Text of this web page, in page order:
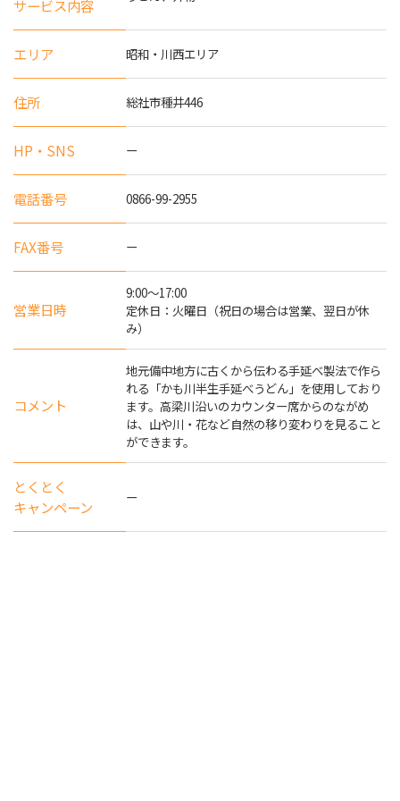
サービス内容
エリア 昭和・川西エリア
住所 総社市種井446
HP・SNS ー
電話番号 0866-99-2955
FAX番号 ー
営業日時
9:00～17:00
定休日：火曜日（祝日の場合は営業、翌日が休
み）
コメント
地元備中地方に古くから伝わる手延べ製法で作ら
れる「かも川半生手延べうどん」を使用しており
ます。高梁川沿いのカウンター席からのながめ
は、山や川・花など自然の移り変わりを見ること
ができます。
とくとく
キャンペーン
ー